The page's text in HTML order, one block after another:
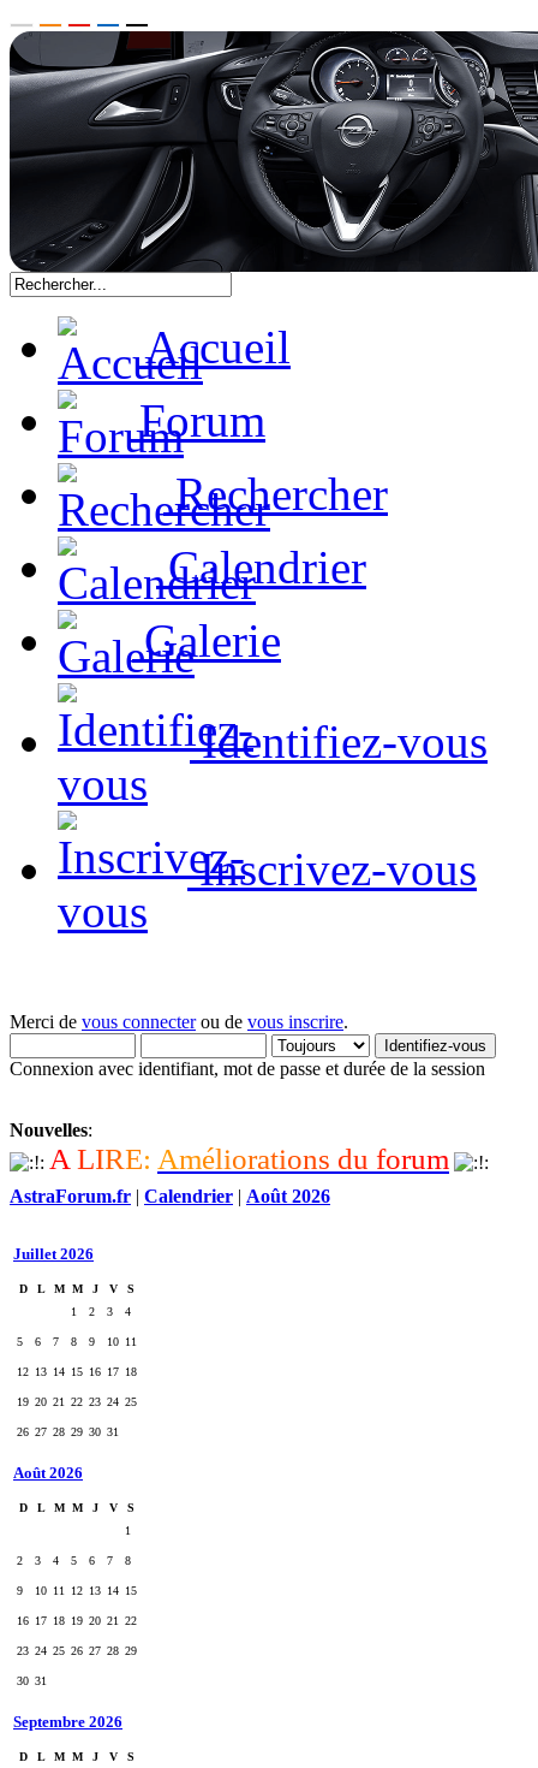
Accueil
Forum
Rechercher
Calendrier
Galerie
Identifiez-vous
Inscrivez-vous
Merci de vous connecterou de vous inscrire.
Connexion avec identifiant, mot de passe et durée de la session
Nouvelles:
A LIRE: Améliorations du forum
AstraForum.fr | Calendrier | Août 2026
Juillet 2026
D L M M J V
S
1
2 3 4
5 6 7 8 9 10 11
12 13 14 15 16 17 18
19 20 21 22 23 24 25
26 27 28 29 30 31
Août 2026
D L M M J V
S
1
2 3 4 5 6 7 8
9 10 11 12 13 14 15
16 17 18 19 20 21 22
23 24 25 26 27 28 29
30 31
Septembre 2026
D L M M J V
S